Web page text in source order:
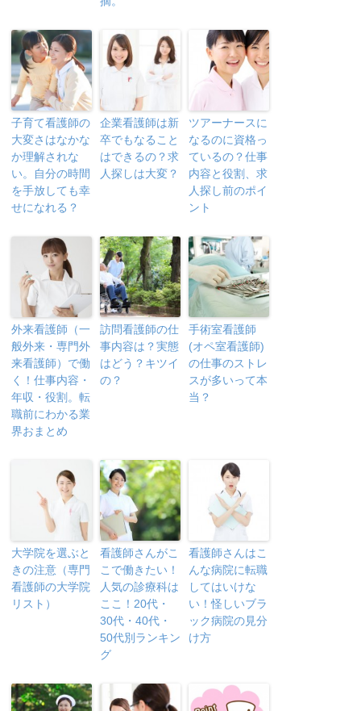
子育て看護師の
大変さはなかな
か理解されな
い。自分の時間
を手放しても幸
せになれる？
企業看護師は新
卒でもなること
はできるの？求
人探しは大変？
ツアーナースに
なるのに資格っ
ているの？仕事
内容と役割、求
人探し前のポイ
ント
外来看護師（一
般外来・専門外
来看護師）で働
く！仕事内容・
年収・役割。転
職前にわかる業
界おまとめ
訪問看護師の仕
事内容は？実態
はどう？キツイ
の？
手術室看護師
(オペ室看護師)
の仕事のストレ
スが多いって本
当？
大学院を選ぶと
きの注意（専門
看護師の大学院
リスト）
看護師さんがこ
こで働きたい！
人気の診療科は
ここ！20代・
30代・40代・
50代別ランキン
グ
看護師さんはこ
んな病院に転職
してはいけな
い！怪しいブラ
ック病院の見分
け方